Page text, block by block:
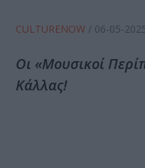
CULTURENOW / 06-05-
Οι «Μουσικοί
Κάλλας!